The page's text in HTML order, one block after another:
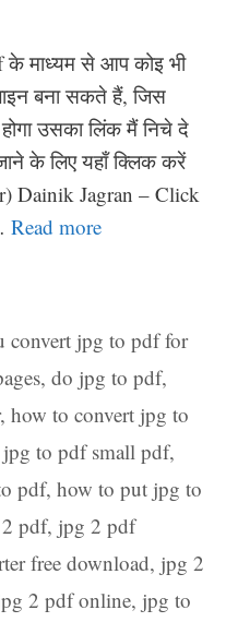
के माध्यम से आप कोइ भी
बना सकते हैं, जिस
उसका लिंक मैं निचे दे
के लिए यहाँ क्लिक करें
Dainik Jagran – Click
Read more
convert jpg to pdf for
, do jpg to pdf,
, how to convert jpg to
to pdf small pdf,
pdf, how to put jpg to
pdf, jpg 2 pdf
free download, jpg 2
2 pdf online, jpg to